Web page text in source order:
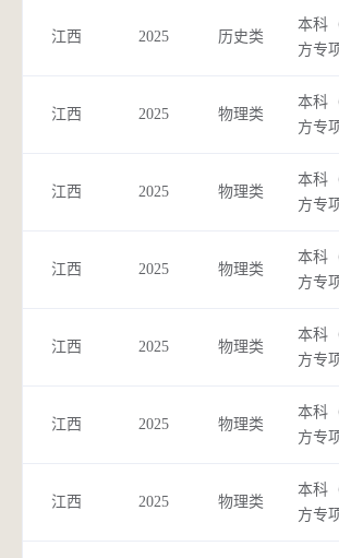
江西 2025 历史类
本科
方专
江西 2025 物理类
本科
方专
江西 2025 物理类
本科
方专
江西 2025 物理类
本科
方专
江西 2025 物理类
本科
方专
江西 2025 物理类
本科
方专
江西 2025 物理类
本科
方专